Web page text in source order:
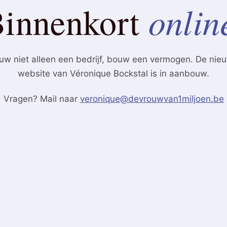
niet alleen een bedrijf, bouw een vermogen. De
website van Véronique Bockstal is in aanbouw.
Vragen? Mail naar veronique@devrouwvan1miljoen.be